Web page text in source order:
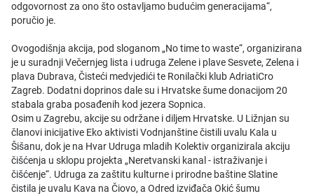
odgovornost za ono što ostavljamo budućim generacijama“,
poručio je.
Ovogodišnja akcija, pod sloganom „No time to waste“, organizirana
je u suradnji Večernjeg lista i udruga Zelene i plave Sesvete, Zelena i
plava Dubrava, Čisteći medvjedići te Ronilački klub AdriatiCro
Zagreb. Dodatni doprinos dale su i Hrvatske šume donacijom 20
stabala graba posađenih kod jezera Sopnica.
Osim u Zagrebu, akcije su održane i diljem Hrvatske. U Ližnjan su
članovi inicijative Eko aktivisti Vodnjanštine čistili uvalu Kala u
Šišanu, dok je na Hvar Udruga mladih Kolektiv organizirala akciju
čišćenja u sklopu projekta „Neretvanski kanal - istraživanje i
čišćenje“. Udruga za zaštitu kulturne i prirodne baštine Slatine
čistila je uvalu Kava na Čiovo, a Odred izviđača Okić šumu